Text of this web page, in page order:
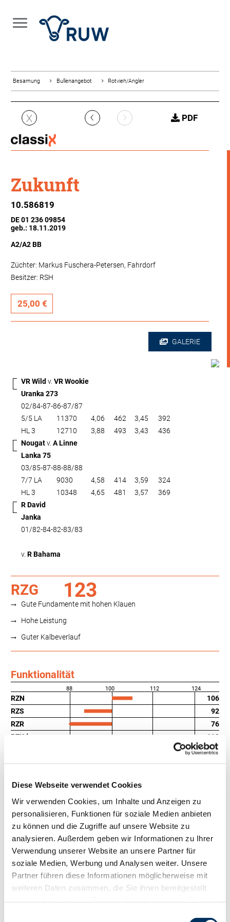
Diese Webseite verwendet Cookies
Wir verwenden Cookies, um Inhalte und Anzeigen zu
personalisieren, Funktionen für soziale Medien anbieten
zu können und die Zugriffe auf unsere Website zu
analysieren. Außerdem geben wir Informationen zu Ihrer
Verwendung unserer Website an unsere Partner für
soziale Medien, Werbung und Analysen weiter. Unsere
Partner führen diese Informationen möglicherweise mit
weiteren Daten zusammen, die Sie ihnen bereitgestellt
Besamung Bullenangebot Rotvieh/Angler
X ‹ › PDF
Zukunft
10.586819
DE 01 236 09854
geb.: 18.11.2019
A2/A2 BB
Züchter: Markus Fuschera-Petersen, Fahrdorf
Besitzer: RSH
25,00 €
GALERIE
VR Wild v. VR Wookie
Uranka 273
02/84-87-86-87/87
5/5 LA
11370 4,06 462 3,45
392
HL 3
12710 3,88 493 3,43
436
Nougatv. A Linne
Lanka 75
03/85-87-88-88/88
7/7 LA
9030 4,58 414 3,59
324
HL 3
10348 4,65 481 3,57
369
R David
Janka
01/82-84-82-83/83
v. R Bahama
RZG 123
Gute Fundamente mit hohen Klauen
Hohe Leistung
Guter Kalbeverlauf
Funktionalität
88 100 112 124
RZN
106
RZS
92
RZR
76
RZKd
112
104
RZÖko
RZGesund
RZEuterfit
RZKlaue
RZMetabol
RZRepro
DDcontrol
RZKälberfit 115
Produktion
128
312/80